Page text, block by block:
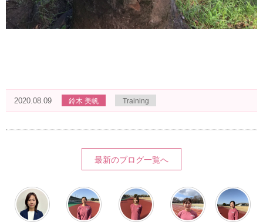
2020.08.09 鈴木 美帆 Training
最新のブログ一覧へ